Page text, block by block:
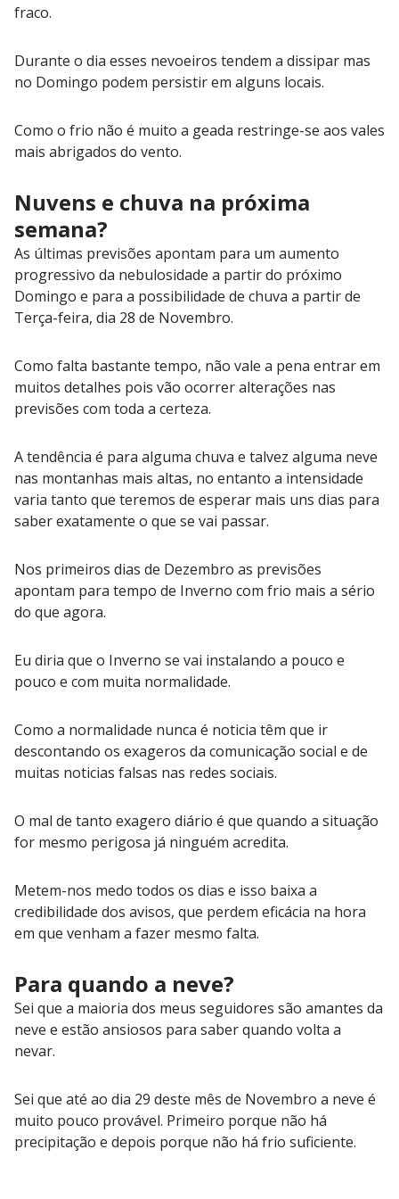
fraco.
Durante o dia esses nevoeiros tendem a dissipar mas
no Domingo podem persistir em alguns locais.
Como o frio não é muito a geada restringe-se aos vales
mais abrigados do vento.
Nuvens e chuva na próxima
semana?
As últimas previsões apontam para um aumento
progressivo da nebulosidade a partir do próximo
Domingo e para a possibilidade de chuva a partir de
Terça-feira, dia 28 de Novembro.
Como falta bastante tempo, não vale a pena entrar em
muitos detalhes pois vão ocorrer alterações nas
previsões com toda a certeza.
A tendência é para alguma chuva e talvez alguma neve
nas montanhas mais altas, no entanto a intensidade
varia tanto que teremos de esperar mais uns dias para
saber exatamente o que se vai passar.
Nos primeiros dias de Dezembro as previsões
apontam para tempo de Inverno com frio mais a sério
do que agora.
Eu diria que o Inverno se vai instalando a pouco e
pouco e com muita normalidade.
Como a normalidade nunca é noticia têm que ir
descontando os exageros da comunicação social e de
muitas noticias falsas nas redes sociais.
O mal de tanto exagero diário é que quando a situação
for mesmo perigosa já ninguém acredita.
Metem-nos medo todos os dias e isso baixa a
credibilidade dos avisos, que perdem eficácia na hora
em que venham a fazer mesmo falta.
Para quando a neve?
Sei que a maioria dos meus seguidores são amantes da
neve e estão ansiosos para saber quando volta a
nevar.
Sei que até ao dia 29 deste mês de Novembro a neve é
muito pouco provável. Primeiro porque não há
precipitação e depois porque não há frio suficiente.